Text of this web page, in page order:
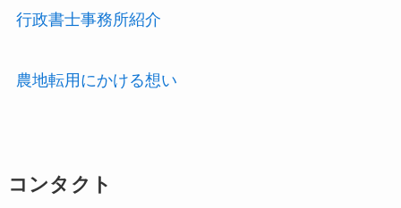
行政書士事務所紹介
農地転用にかける想い
コンタクト